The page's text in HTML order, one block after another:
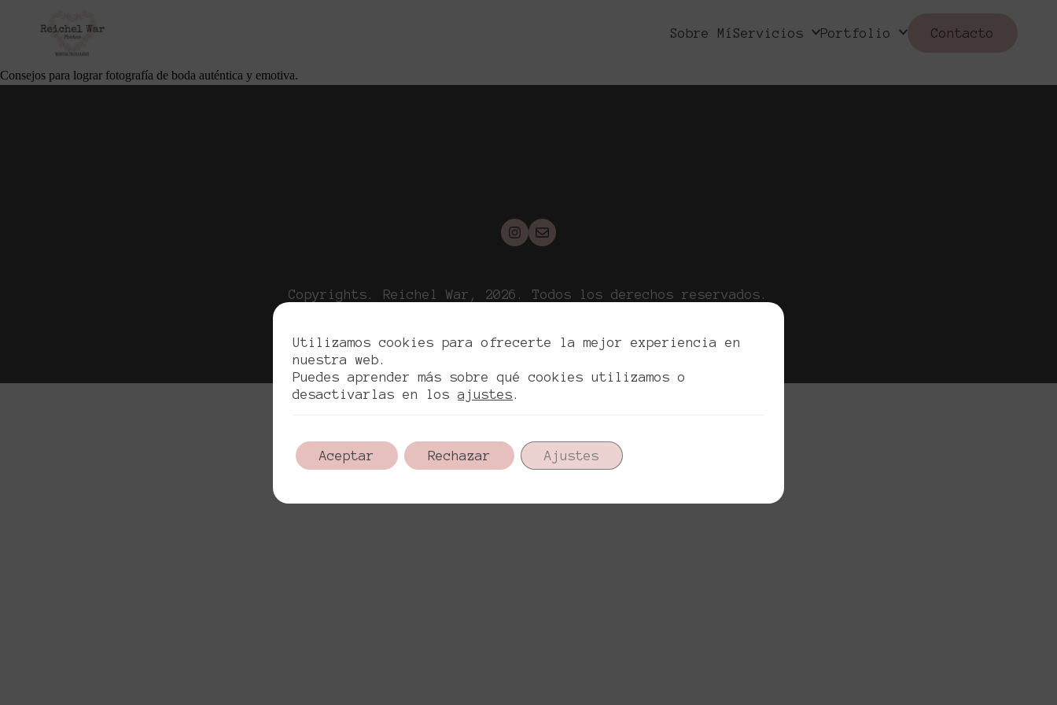
Sobre Mí Servicios Portfolio Contacto
noviembre 6, 2025
Cliente Apellidos
Consejos para lograr fotografía de boda auténtica y emotiva.
Copyrights. Reichel War, 2026. Todos los derechos reservados.
Utilizamos cookies para ofrecerte la mejor experiencia en
nuestra web.
Puedes aprender más sobre qué cookies utilizamos o
desactivarlas en losajustes.
Aceptar Rechazar Ajustes